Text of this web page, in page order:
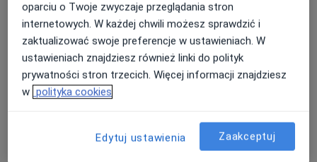
Adres
Powiększ mapę
Przychodnia Lekarska Rodzina
Generała Gorbatowa 10, 07-410 Ostrołęka
oparciu o Twoje zwyczaje przeglądania stron
internetowych. W każdej chwili możesz sprawdzić i
zaktualizować swoje preferencje w ustawieniach. W
ustawieniach znajdziesz również linki do polityk
prywatności stron trzecich. Więcej informacji znajdziesz
w polityka cookies
Edytuj ustawienia Zaakceptuj